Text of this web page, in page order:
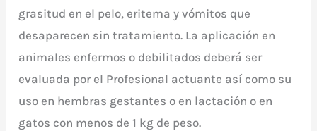
grasitud en el pelo, eritema y vómitos que
desaparecen sin tratamiento. La aplicación en
animales enfermos o debilitados deberá ser
evaluada por el Profesional actuante así como su
uso en hembras gestantes o en lactación o en
gatos con menos de 1 kg de peso.